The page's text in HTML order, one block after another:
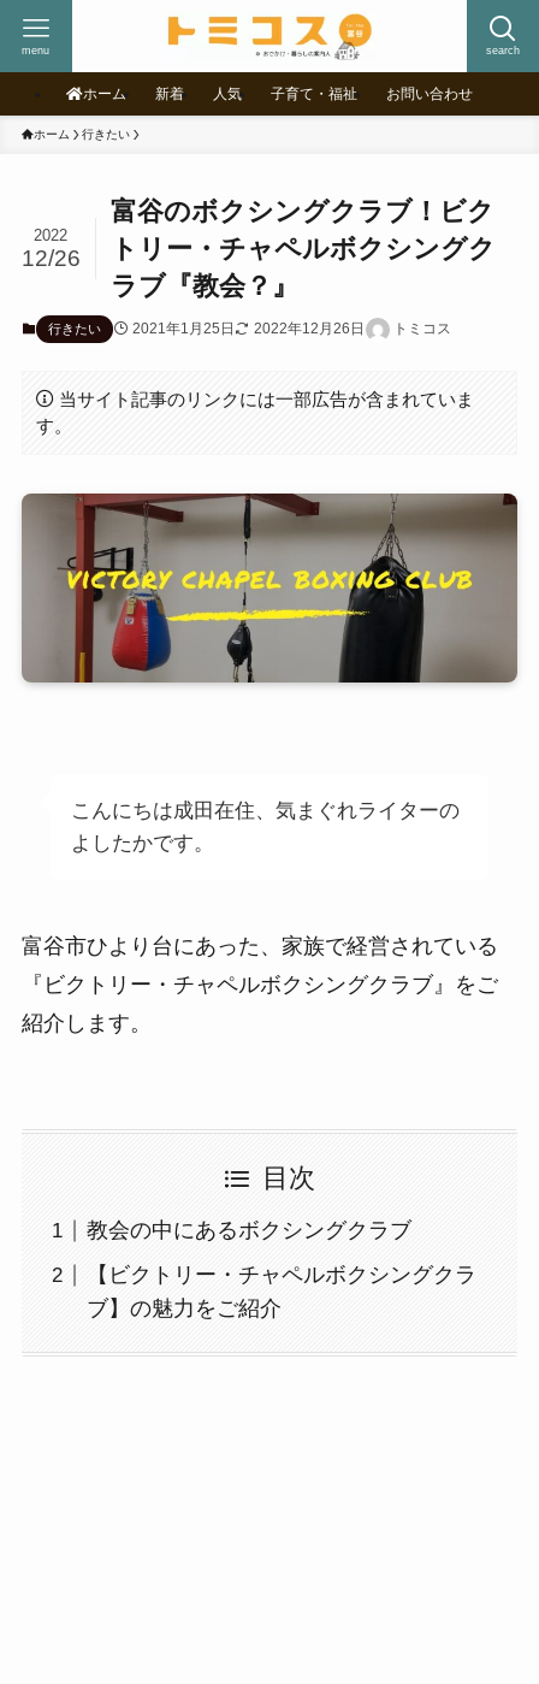
search
menu
ホーム 新着 人気 子育て・福祉 お問い合わせ
ホーム 行きたい
富谷のボクシングクラブ！ビク
トリー・チャペルボクシングク
ラブ『教会？』
2022
12/26
行きたい 2021年1月25日 2022年12月26日 トミコス
当サイト記事のリンクには一部広告が含まれていま
す。
こんにちは成田在住、気まぐれライターの
よしたかです。
富谷市ひより台にあった、家族で経営されている
『ビクトリー・チャペルボクシングクラブ』をご
紹介します。
目次
教会の中にあるボクシングクラブ
【ビクトリー・チャペルボクシングクラ
ブ】の魅力をご紹介